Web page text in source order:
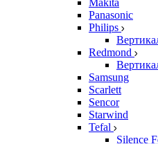
Makita
Panasonic
Philips
Redmond
Samsung
Scarlett
Sencor
Starwind
Tefal
Silence